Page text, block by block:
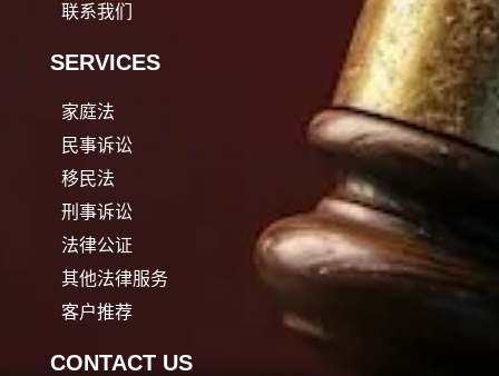
联系我们
SERVICES
家庭法
民事诉讼
移民法
刑事诉讼
法律公证
其他法律服务
客户推荐
CONTACT US